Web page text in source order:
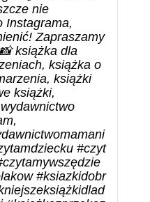
nie
Instagrama,
Zapraszamy
książka dla
książka o
książki
książki,
#czyt
#ksiazkidobr